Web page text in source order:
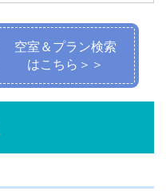
空室＆プラン検索
はこちら＞＞